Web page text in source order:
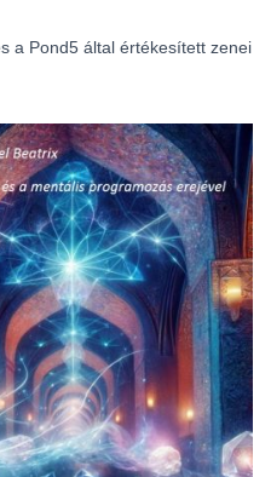
a Pond5 által értékesített zenei